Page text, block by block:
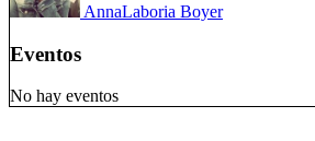
AnnaLaboria Boyer
Eventos
No hay eventos